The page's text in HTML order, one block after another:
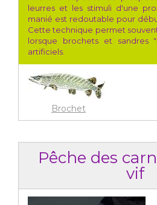
leurres et les stimuli d'une
manié est redoutable pour
Cette technique permet
lorsque brochets et sandres
artificiels.
Brochet
Pêche des
vif